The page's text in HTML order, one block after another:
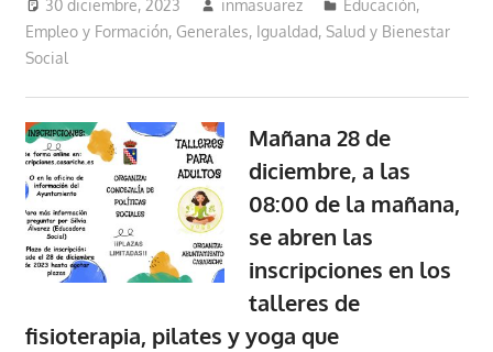
30 diciembre, 2023 inmasuarez
Educación,
Empleo y Formación, Generales, Igualdad, Salud y Bienestar
Social
Mañana 28 de
diciembre, a las
08:00 de la mañana,
se abren las
inscripciones en los
talleres de
fisioterapia, pilates y yoga que